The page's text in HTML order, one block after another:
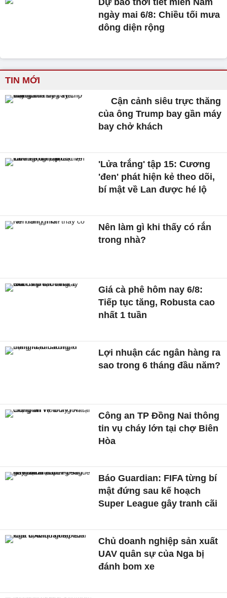
Dự báo thời tiết miền Nam
ngày mai 6/8: Chiều tối mưa
dông diện rộng
TIN MỚI
Cận cảnh siêu trực thăng
của ông Trump bay gần máy
bay chở khách
'Lửa trắng' tập 15: Cương
'đen' phát hiện kẻ theo dõi,
bí mật về Lan được hé lộ
Nên làm gì khi thấy có rắn
trong nhà?
Giá cà phê hôm nay 6/8:
Tiếp tục tăng, Robusta cao
nhất 1 tuần
Lợi nhuận các ngân hàng ra
sao trong 6 tháng đầu năm?
Công an TP Đồng Nai thông
tin vụ cháy lớn tại chợ Biên
Hòa
Báo Guardian: FIFA từng bí
mật đứng sau kế hoạch
Super League gây tranh cãi
Chủ doanh nghiệp sản xuất
UAV quân sự của Nga bị
đánh bom xe